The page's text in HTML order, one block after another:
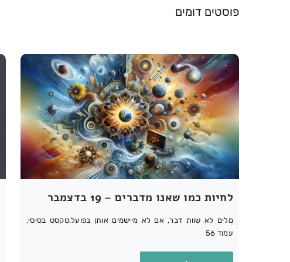
פוסטים דומים
לחיות כמו שאנו מדברים – 19 בדצמבר
מלים לא שוות דבר, אם לא מיישמים אותן בפועל.טקסט בסיסי,
עמוד 56